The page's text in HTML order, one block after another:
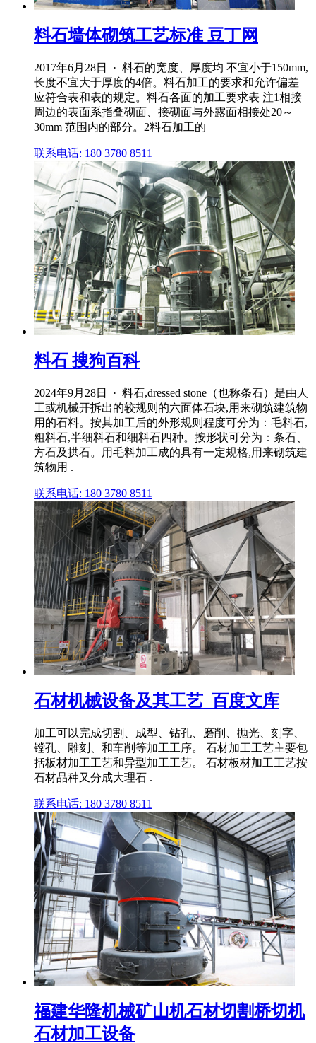
料石墙体砌筑工艺标准 豆丁网
2017年6月28日 · 料石的宽度、厚度均 不宜小于150mm,
长度不宜大于厚度的4倍。料石加工的要求和允许偏差
应符合表和表的规定。料石各面的加工要求表 注1相接
周边的表面系指叠砌面、接砌面与外露面相接处20～
30mm 范围内的部分。2料石加工的
联系电话: 180 3780 8511
料石 搜狗百科
2024年9月28日 · 料石,dressed stone（也称条石）是由人
工或机械开拆出的较规则的六面体石块,用来砌筑建筑物
用的石料。按其加工后的外形规则程度可分为：毛料石,
粗料石,半细料石和细料石四种。按形状可分为：条石、
方石及拱石。用毛料加工成的具有一定规格,用来砌筑建
筑物用 .
联系电话: 180 3780 8511
石材机械设备及其工艺_百度文库
加工可以完成切割、成型、钻孔、磨削、抛光、刻字、
镗孔、雕刻、和车削等加工工序。 石材加工工艺主要包
括板材加工工艺和异型加工工艺。 石材板材加工工艺按
石材品种又分成大理石 .
联系电话: 180 3780 8511
福建华隆机械矿山机石材切割桥切机
石材加工设备